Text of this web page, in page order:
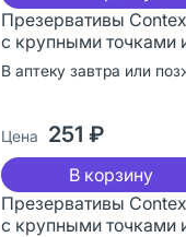
Презервативы
с крупными точками
В аптеку завтра или
Цена 251 ₽
В корзину
Презервативы
с крупными точками